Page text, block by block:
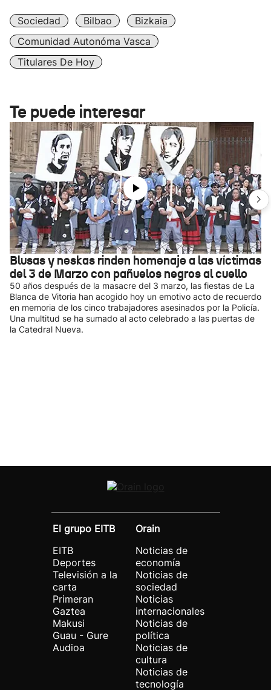
Sociedad Bilbao
Bizkaia
Comunidad Autonóma Vasca
Titulares De Hoy
Te puede interesar
Blusas y neskas rinden homenaje a las víctimas
del 3 de Marzo con pañuelos negros al cuello
50 años después de la masacre del 3 marzo, las fiestas de La
Blanca de Vitoria han acogido hoy un emotivo acto de recuerdo
en memoria de los cinco trabajadores asesinados por la Policía.
Una multitud se ha sumado al acto celebrado a las puertas de
la Catedral Nueva.
El grupo EITB
EITB
Deportes
Televisión a la
carta
Primeran
Gaztea
Makusi
Guau - Gure
Audioa
Orain
Noticias de
economía
Noticias de
sociedad
Noticias
internacionales
Noticias de
política
Noticias de
cultura
Noticias de
tecnología